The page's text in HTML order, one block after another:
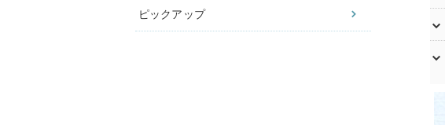
ピックアップ